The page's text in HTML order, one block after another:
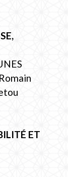
ET